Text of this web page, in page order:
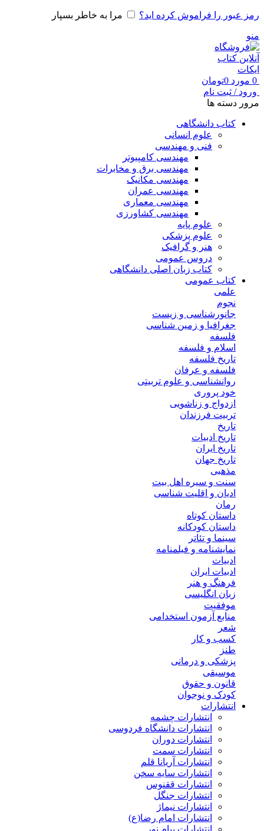
رمز عبور را فراموش کرده اید؟ مرا به خاطر بسپار
منو
0 مورد 0تومان
ورود / ثبت نام
مرور دسته ها
کتاب دانشگاهی
علوم انسانی
فنی و مهندسی
مهندسی کامپیوتر
مهندسی برق و مخابرات
مهندسی مکانیک
مهندسی عمران
مهندسی معماری
مهندسی کشاورزی
علوم پایه
علوم پزشکی
هنر و گرافیک
دروس عمومی
کتاب زبان اصلی دانشگاهی
کتاب عمومی
علمی
نجوم
جانورشناسی و زیست
جغرافیا و زمین شناسی
فلسفه
اسلام و فلسفه
تاریخ فلسفه
فلسفه و عرفان
روانشناسی و علوم تربیتی
خود پروری
ازدواج و زناشویی
تربیت فرزندان
تاریخ
تاریخ ادبیات
تاریخ ایران
تاریخ جهان
مذهبی
سنت و سیره اهل بیت
ادیان و اقلیت شناسی
رمان
داستان کوتاه
داستان کودکانه
سینما و تئاتر
نمایشنامه و فیلمنامه
ادبیات
ادبیات ایران
فرهنگ و هنر
زبان انگلیسی
موفقیت
منابع آزمون استخدامی
شعر
کسب و کار
طنز
پزشکی و درمانی
موسیقی
قانون و حقوق
کودک و نوجوان
انتشارات
انتشارات چشمه
انتشارات دانشگاه فردوسی
انتشارات دوران
انتشارات سمت
انتشارات آریانا قلم
انتشارات سایه سخن
انتشارات ققنوس
انتشارات جنگل
انتشارات نیماژ
انتشارات امام رضا(ع)
انتشارات پیام نور